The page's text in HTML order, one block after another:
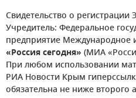
Свидетельство о
Учредитель: Федеральное
предприятие Международное
«Россия сегодня» (МИА
При любом использовании
РИА Новости Крым
обязательна не ниже второго